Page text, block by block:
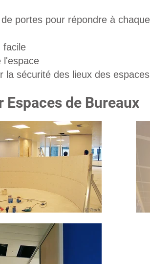
portes pour répondre à chaque
facile
l'espace
la sécurité des lieux des
de Bureaux